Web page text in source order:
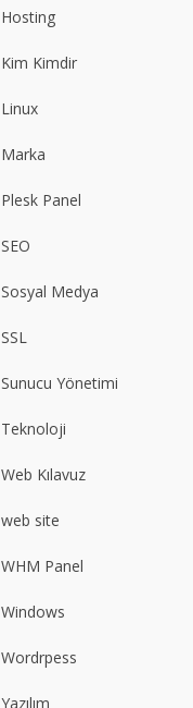
Hosting
Kim Kimdir
Linux
Marka
Plesk Panel
SEO
Sosyal Medya
SSL
Sunucu Yönetimi
Teknoloji
Web Kılavuz
web site
WHM Panel
Windows
Wordrpess
Yazılım